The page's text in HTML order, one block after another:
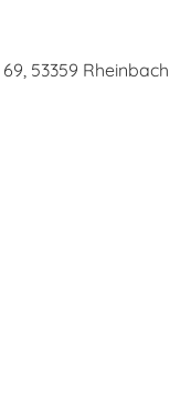
53359 Rheinbach